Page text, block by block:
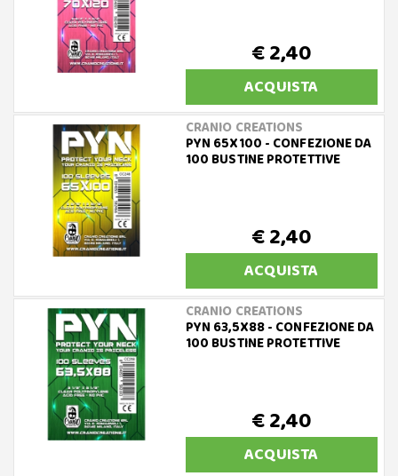
€ 2,40
ACQUISTA
CRANIO CREATIONS
PYN 65X100 - CONFEZIONE DA
100 BUSTINE PROTETTIVE
€ 2,40
ACQUISTA
CRANIO CREATIONS
PYN 63,5X88 - CONFEZIONE DA
100 BUSTINE PROTETTIVE
€ 2,40
ACQUISTA